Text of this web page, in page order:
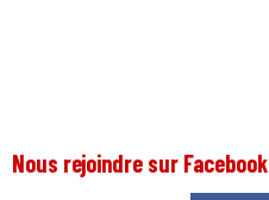
Nous rejoindre sur Facebook